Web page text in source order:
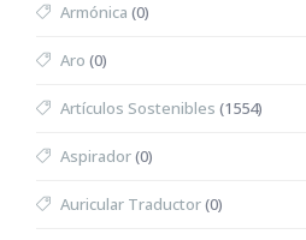
Armónica (0)
Aro (0)
Artículos Sostenibles (1554)
Aspirador(0)
Auricular Traductor(0)